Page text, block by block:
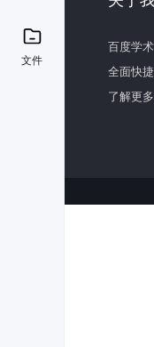
文件
百度学
全面快
了解更